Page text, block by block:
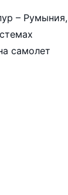
– Румыния,
самолет